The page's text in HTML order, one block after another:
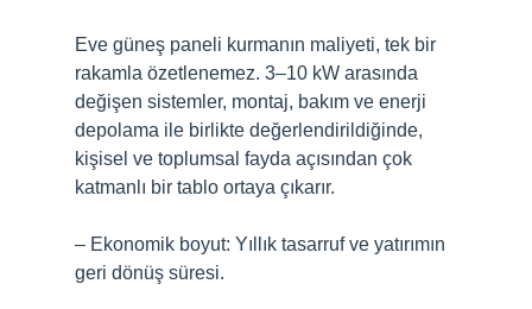
Eve güneş paneli kurmanın maliyeti, tek bir
rakamla özetlenemez. 3–10 kW arasında
değişen sistemler, montaj, bakım ve enerji
depolama ile birlikte değerlendirildiğinde,
kişisel ve toplumsal fayda açısından çok
katmanlı bir tablo ortaya çıkarır.
– Ekonomik boyut: Yıllık tasarruf ve yatırımın
geri dönüş süresi.